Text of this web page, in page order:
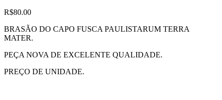
R$80.00
BRASÃO DO CAPO FUSCA PAULISTARUM TERRA
MATER.
PEÇA NOVA DE EXCELENTE QUALIDADE.
PREÇO DE UNIDADE.